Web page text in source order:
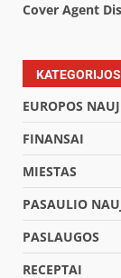
Cover Agent
KATEGORIJOS
EUROPOS
FINANSAI
MIESTAS
PASAULIO
PASLAUGOS
RECEPTAI